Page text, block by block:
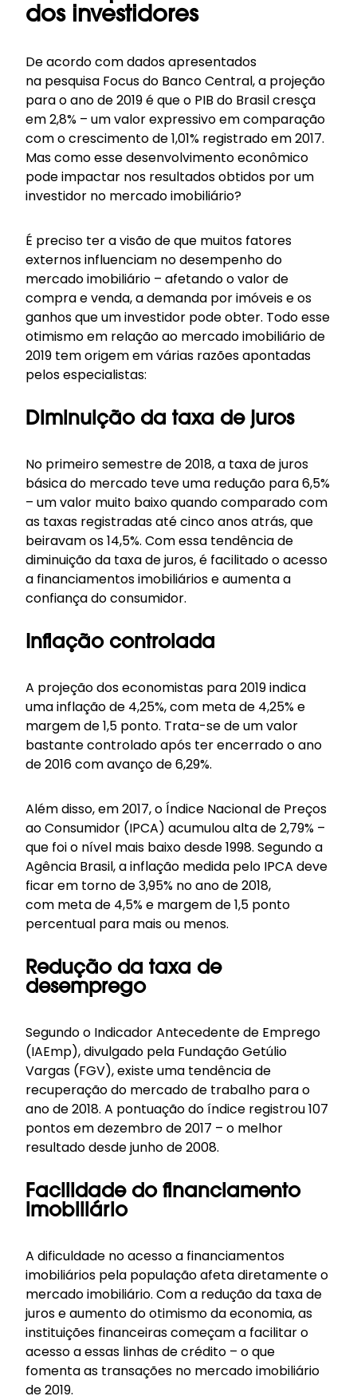
dos investidores
De acordo com dados apresentados
na pesquisa Focus do Banco Central, a projeção
para o ano de 2019 é que o PIB do Brasil cresça
em 2,8% – um valor expressivo em comparação
com o crescimento de 1,01% registrado em 2017.
Mas como esse desenvolvimento econômico
pode impactar nos resultados obtidos por um
investidor no mercado imobiliário?
É preciso ter a visão de que muitos fatores
externos influenciam no desempenho do
mercado imobiliário – afetando o valor de
compra e venda, a demanda por imóveis e os
ganhos que um investidor pode obter. Todo esse
otimismo em relação ao mercado imobiliário de
2019 tem origem em várias razões apontadas
pelos especialistas:
Diminuição da taxa de juros
No primeiro semestre de 2018, a taxa de juros
básica do mercado teve uma redução para 6,5%
– um valor muito baixo quando comparado com
as taxas registradas até cinco anos atrás, que
beiravam os 14,5%. Com essa tendência de
diminuição da taxa de juros, é facilitado o acesso
a financiamentos imobiliários e aumenta a
confiança do consumidor.
Inflação controlada
A projeção dos economistas para 2019 indica
uma inflação de 4,25%, com meta de 4,25% e
margem de 1,5 ponto. Trata-se de um valor
bastante controlado após ter encerrado o ano
de 2016 com avanço de 6,29%.
Além disso, em 2017, o Índice Nacional de Preços
ao Consumidor (IPCA) acumulou alta de 2,79% –
que foi o nível mais baixo desde 1998. Segundo a
Agência Brasil, a inflação medida pelo IPCA deve
ficar em torno de 3,95% no ano de 2018,
com meta de 4,5% e margem de 1,5 ponto
percentual para mais ou menos.
Redução da taxa de
desemprego
Segundo o Indicador Antecedente de Emprego
(IAEmp), divulgado pela Fundação Getúlio
Vargas (FGV), existe uma tendência de
recuperação do mercado de trabalho para o
ano de 2018. A pontuação do índice registrou 107
pontos em dezembro de 2017 – o melhor
resultado desde junho de 2008.
Facilidade do financiamento
imobiliário
A dificuldade no acesso a financiamentos
imobiliários pela população afeta diretamente o
mercado imobiliário. Com a redução da taxa de
juros e aumento do otimismo da economia, as
instituições financeiras começam a facilitar o
acesso a essas linhas de crédito – o que
fomenta as transações no mercado imobiliário
de 2019.